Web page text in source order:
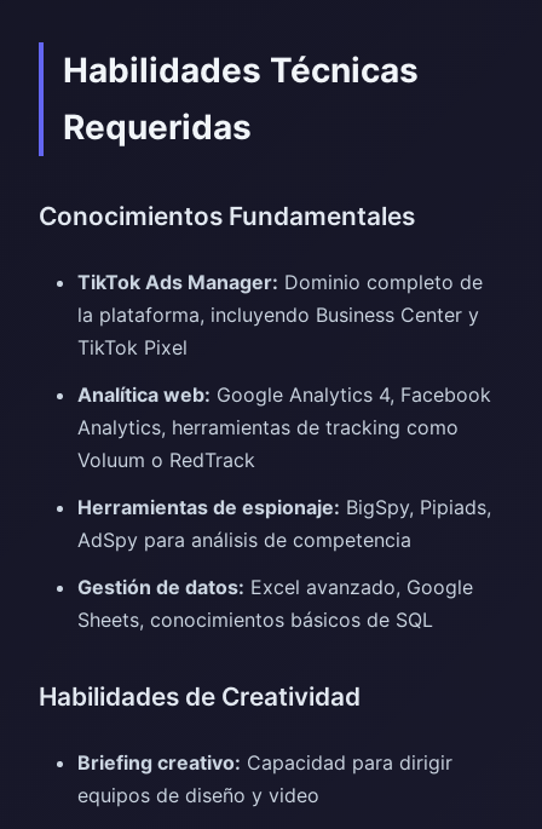
Habilidades Técnicas
Requeridas
Conocimientos Fundamentales
TikTok Ads Manager: Dominio completo de
la plataforma, incluyendo Business Center y
TikTok Pixel
Analítica web: Google Analytics 4, Facebook
Analytics, herramientas de tracking como
Voluum o RedTrack
Herramientas de espionaje: BigSpy, Pipiads,
AdSpy para análisis de competencia
Gestión de datos: Excel avanzado, Google
Sheets, conocimientos básicos de SQL
Habilidades de Creatividad
Briefing creativo: Capacidad para dirigir
equipos de diseño y video